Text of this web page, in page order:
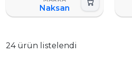
Naksan
24 ürün listelendi